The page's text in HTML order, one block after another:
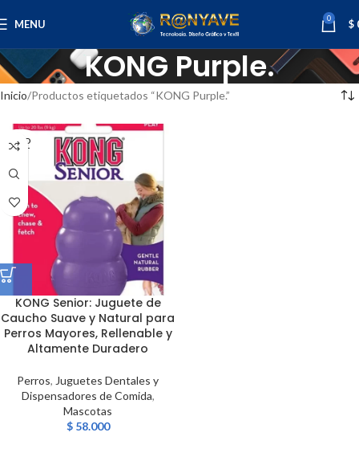
MENU 0 $
KONG Purple.
Inicio Productos etiquetados “KONG Purple.”
SOLD
OUT
KONG Senior: Juguete de
Caucho Suave y Natural para
Perros Mayores, Rellenable y
Altamente Duradero
Perros, Juguetes Dentales y
Dispensadores de Comida,
Mascotas
$58.000